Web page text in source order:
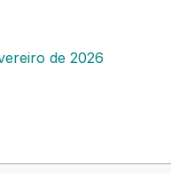
de 2026